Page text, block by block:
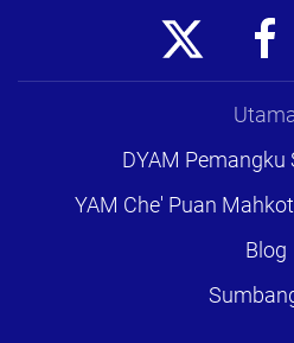
DYAM
YAM Che' Puan
Blog